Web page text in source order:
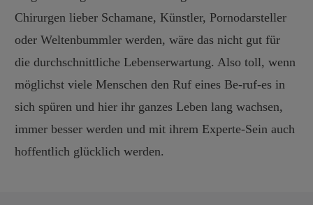
Chirurgen lieber Schamane, Künstler, Pornodarsteller
oder Weltenbummler werden, wäre das nicht gut für
die durchschnittliche Lebenserwartung. Also toll, wenn
möglichst viele Menschen den Ruf eines Be-ruf-es in
sich spüren und hier ihr ganzes Leben lang wachsen,
immer besser werden und mit ihrem Experte-Sein auch
hoffentlich glücklich werden.